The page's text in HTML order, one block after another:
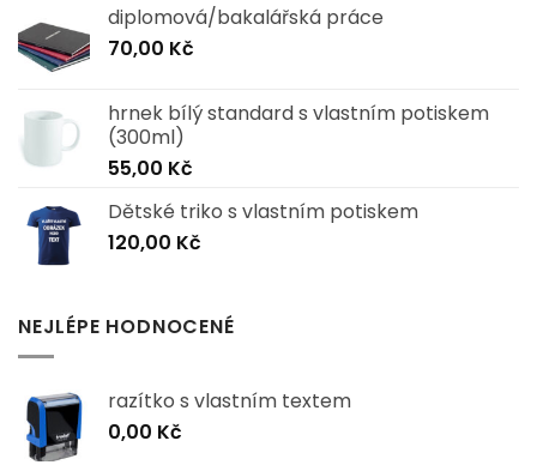
diplomová/bakalářská práce
70,00 Kč
hrnek bílý standard s vlastním potiskem
(300ml)
55,00 Kč
Dětské triko s vlastním potiskem
120,00 Kč
NEJLÉPE HODNOCENÉ
razítko s vlastním textem
0,00 Kč